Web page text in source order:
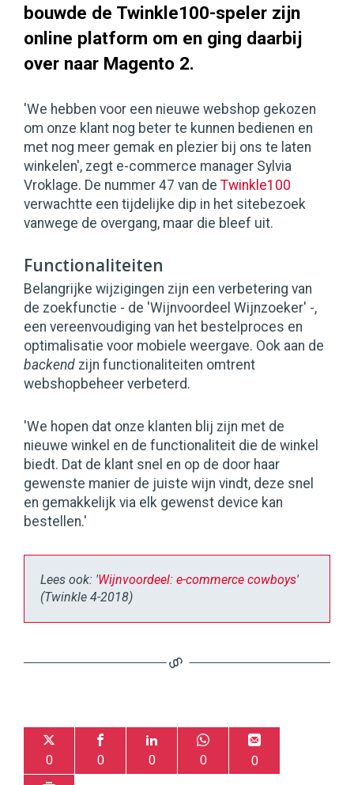
bouwde de Twinkle100-speler zijn
online platform om en ging daarbij
over naar Magento 2.
'We hebben voor een nieuwe webshop gekozen
om onze klant nog beter te kunnen bedienen en
met nog meer gemak en plezier bij ons te laten
winkelen', zegt e-commerce manager Sylvia
Vroklage. De nummer 47 van de Twinkle100
verwachtte een tijdelijke dip in het sitebezoek
vanwege de overgang, maar die bleef uit.
Functionaliteiten
Belangrijke wijzigingen zijn een verbetering van
de zoekfunctie - de 'Wijnvoordeel Wijnzoeker' -,
een vereenvoudiging van het bestelproces en
optimalisatie voor mobiele weergave. Ook aan de
backend zijn functionaliteiten omtrent
webshopbeheer verbeterd.
'We hopen dat onze klanten blij zijn met de
nieuwe winkel en de functionaliteit die de winkel
biedt. Dat de klant snel en op de door haar
gewenste manier de juiste wijn vindt, deze snel
en gemakkelijk via elk gewenst device kan
bestellen.'
Lees ook: 'Wijnvoordeel: e-commerce cowboys'
(Twinkle 4-2018)
0 0 0 0 0